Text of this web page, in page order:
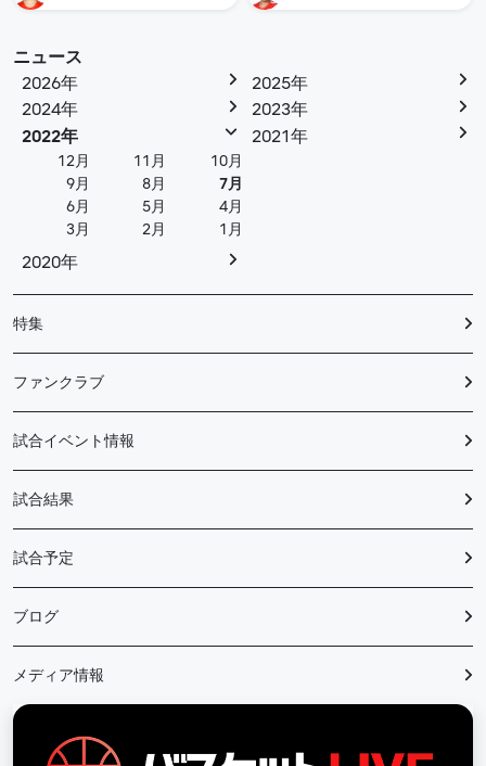
ニュース
2026年
2025年
2024年
2023年
2022年
12月 11月
10月
9月
8月
7月
6月
5月
4月
3月
2月 1月
2021年
2020年
特集
ファンクラブ
試合イベント情報
試合結果
試合予定
ブログ
メディア情報